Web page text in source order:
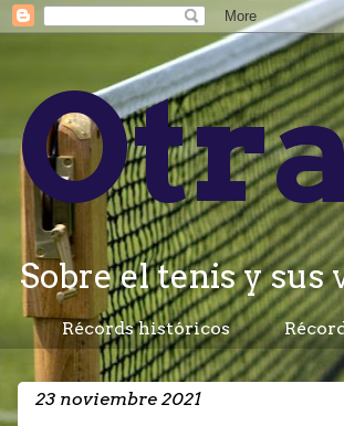
Sobre el tenis y sus
Récords históricos
23 noviembre 2021